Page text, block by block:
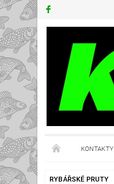
KONTAKTY
RYBÁŘSKÉ PRUTY